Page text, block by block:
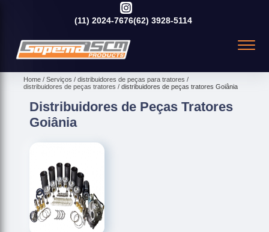
(11) 2024-7676(62) 3928-5114
Home Serviços
distribuidores de peças para tratores
distribuidores de peças tratores
distribuidores de peças tratores Goiânia
Distribuidores de Peças Tratores
Goiânia